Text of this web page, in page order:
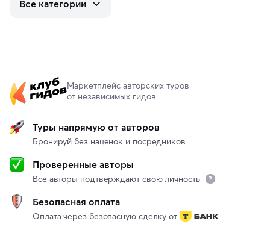
Все категории
Маркетплейс авторских туров
от независимых гидов
Туры напрямую от авторов
Бронируй без наценок и посредников
Проверенные авторы
Все авторы подтверждают свою личность
Безопасная оплата
Оплата через безопасную сделку от